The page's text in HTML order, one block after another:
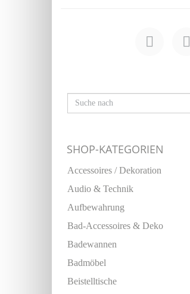
SHOP-KATEGORIEN
Accessoires / Dekoration
Audio & Technik
Aufbewahrung
Bad-Accessoires & Deko
Badewannen
Badmöbel
Beistelltische